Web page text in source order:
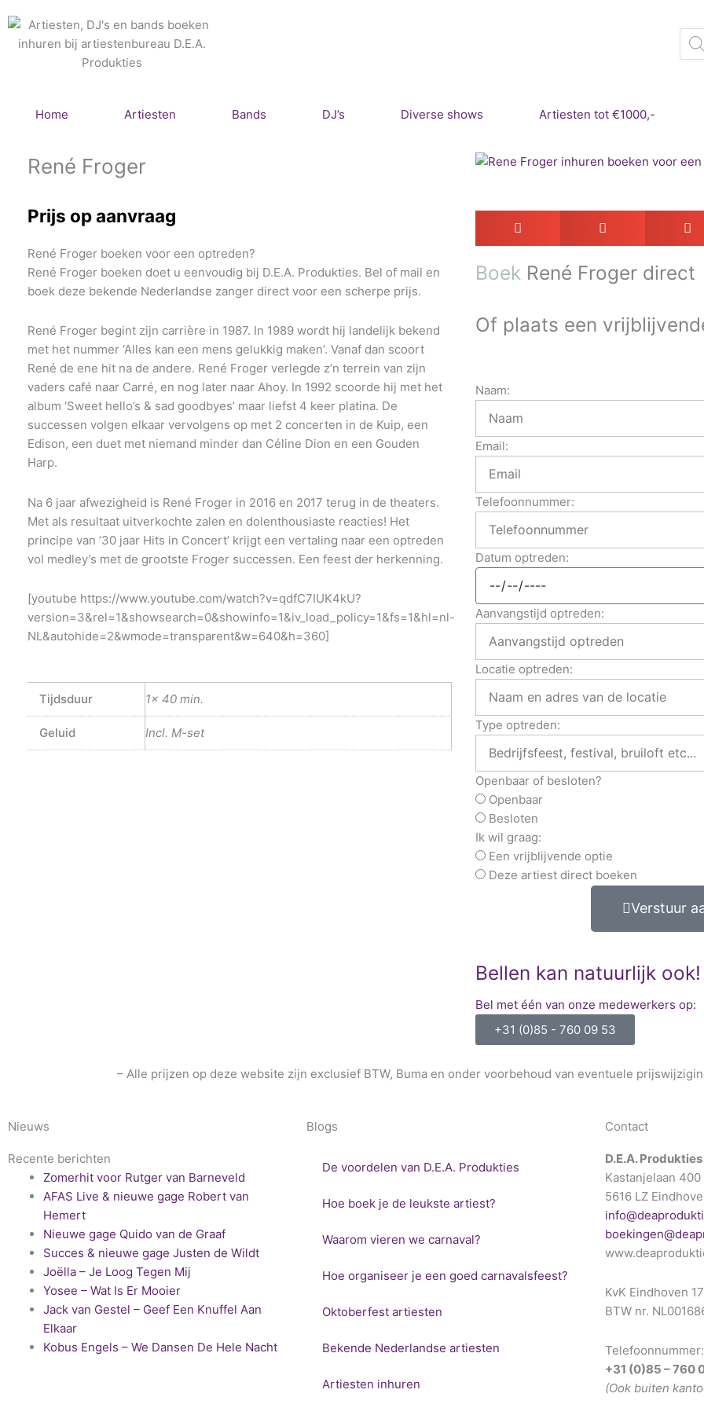
naar
Home Artiesten Bands DJ’s Diverse shows Artiesten tot €1000,-
René Froger
Prijs op aanvraag
René Froger boeken voor een optreden?
René Froger boeken doet u eenvoudig bij D.E.A. Produkties. Bel of mail en
boek deze bekende Nederlandse zanger direct voor een scherpe prijs.
René Froger begint zijn carrière in 1987. In 1989 wordt hij landelijk bekend
met het nummer ‘Alles kan een mens gelukkig maken’. Vanaf dan scoort
René de ene hit na de andere. René Froger verlegde z’n terrein van zijn
vaders café naar Carré, en nog later naar Ahoy. In 1992 scoorde hij met het
album ‘Sweet hello’s & sad goodbyes’ maar liefst 4 keer platina. De
successen volgen elkaar vervolgens op met 2 concerten in de Kuip, een
Edison, een duet met niemand minder dan Céline Dion en een Gouden
Harp.
Na 6 jaar afwezigheid is René Froger in 2016 en 2017 terug in de theaters.
Met als resultaat uitverkochte zalen en dolenthousiaste reacties! Het
principe van ’30 jaar Hits in Concert’ krijgt een vertaling naar een optreden
vol medley’s met de grootste Froger successen. Een feest der herkenning.
[youtube https://www.youtube.com/watch?v=qdfC7IUK4kU?
version=3&rel=1&showsearch=0&showinfo=1&iv_load_policy=1&fs=1&hl=nl-
NL&autohide=2&wmode=transparent&w=640&h=360]
Tijdsduur 1x 40 min.
Geluid Incl. M-set
Boek René Froger direct
Of plaats een
Naam:
Email:
Telefoonnummer:
Datum optreden:
Aanvangstijd optreden:
Locatie optreden:
Type optreden:
Openbaar of besloten?
Openbaar
Besloten
Ik wil graag:
Een vrijblijvende optie
Deze artiest direct boeken
Verstuur
Bellen kan natuurlijk ook!
Bel met één van onze medewerkers op:
+31 (0)85 - 760 09 53
– Alle prijzen op deze website zijn exclusief BTW, Buma en onder voorbehoud van eventuele
Nieuws
Recente berichten
Zomerhit voor Rutger van Barneveld
AFAS Live & nieuwe gage Robert van
Hemert
Nieuwe gage Quido van de Graaf
Succes & nieuwe gage Justen de Wildt
Joëlla – Je Loog Tegen Mij
Yosee – Wat Is Er Mooier
Jack van Gestel – Geef Een Knuffel Aan
Elkaar
Kobus Engels – We Dansen De Hele Nacht
Blogs
De voordelen van D.E.A. Produkties
Hoe boek je de leukste artiest?
Waarom vieren we carnaval?
Hoe organiseer je een goed carnavalsfeest?
Oktoberfest artiesten
Bekende Nederlandse artiesten
Artiesten inhuren
Contact
D.E.A. Produkties
Kastanjelaan 400
5616 LZ
KvK Eindhoven
BTW nr.
Telefoonnummer:
+31 (0)85 – 760
(Ook buiten